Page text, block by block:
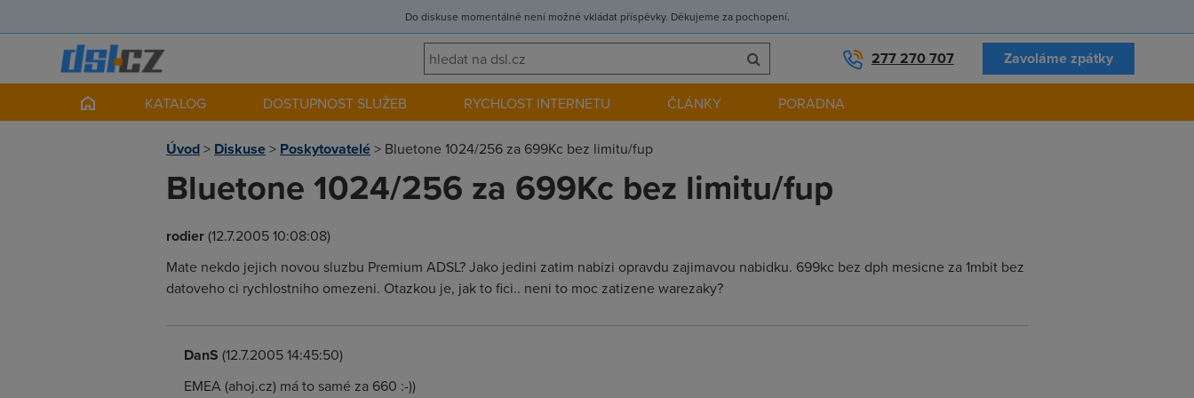
Do diskuse momentálně není možné vkládat příspěvky. Děkujeme za pochopení.
277 270 707 Zavoláme zpátky
KATALOG DOSTUPNOST SLUŽEB RYCHLOST INTERNETU ČLÁNKY PORADNA
Úvod> Diskuse> Poskytovatelé> Bluetone 1024/256 za 699Kc bez limitu/fup
Bluetone 1024/256 za 699Kc bez limitu/fup
rodier(12.7.2005 10:08:08)
Mate nekdo jejich novou sluzbu Premium ADSL? Jako jedini zatim nabizi opravdu zajimavou nabidku. 699kc bez dph mesicne za 1mbit bez
datoveho ci rychlostniho omezeni. Otazkou je, jak to fici.. neni to moc zatizene warezaky?
DanS (12.7.2005 14:45:50)
EMEA (ahoj.cz) má to samé za 660 :-))